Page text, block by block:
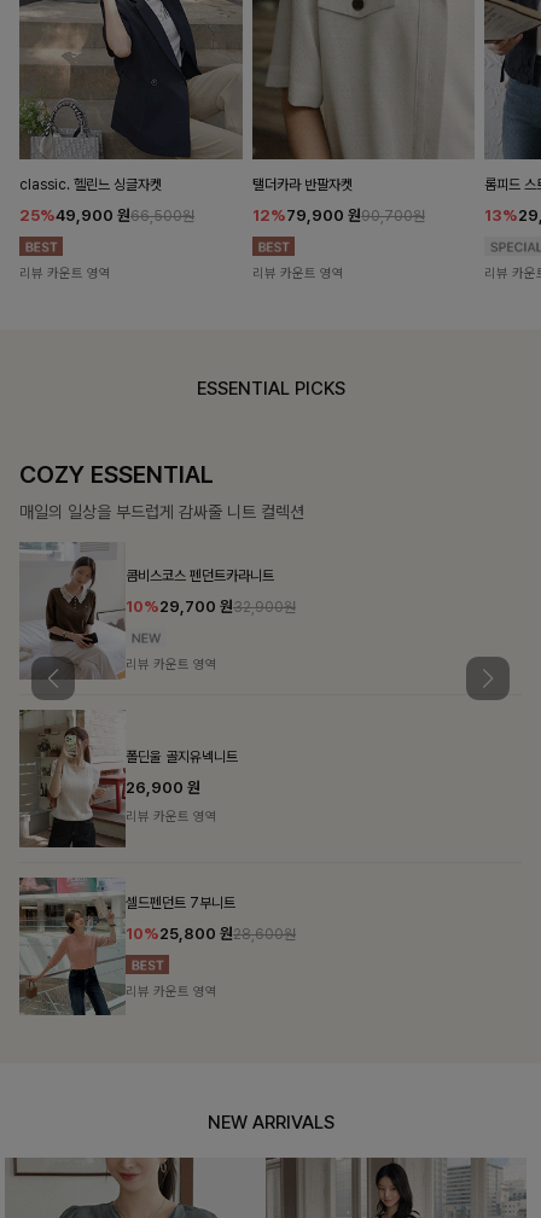
classic. 헬린느 싱글자켓
25%49,900 원66,500원
리뷰 카운트 영역
탤더카라 반팔자켓
12%79,900 원90,700원
리뷰 카운트 영역
롬피드 스
13%
리뷰 카운
ESSENTIAL PICKS
COZY ESSENTIAL
매일의 일상을 부드럽게 감싸줄 니트 컬렉션
콤비스코스 펜던트카라니트
10%29,700원32,900원
리뷰 카운트 영역
폴딘울 골지유넥니트
26,900원
리뷰 카운트 영역
셀드펜던트 7부니트
10%25,800원28,600원
리뷰 카운트 영역
NEW ARRIVALS